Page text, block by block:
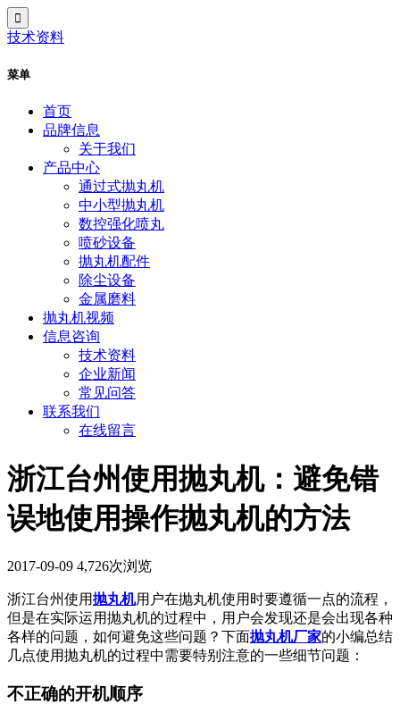
技术资料
菜单
首页
品牌信息
关于我们
产品中心
通过式抛丸机
中小型抛丸机
数控强化喷丸
喷砂设备
抛丸机配件
除尘设备
金属磨料
抛丸机视频
信息咨询
技术资料
企业新闻
常见问答
联系我们
在线留言
浙江台州使用抛丸机：避免错
误地使用操作抛丸机的方法
2017-09-09 4,726次浏览
浙江台州使用抛丸机用户在抛丸机使用时要遵循一点的流程，
但是在实际运用抛丸机的过程中，用户会发现还是会出现各种
各样的问题，如何避免这些问题？下面抛丸机厂家的小编总结
几点使用抛丸机的过程中需要特别注意的一些细节问题：
不正确的开机顺序